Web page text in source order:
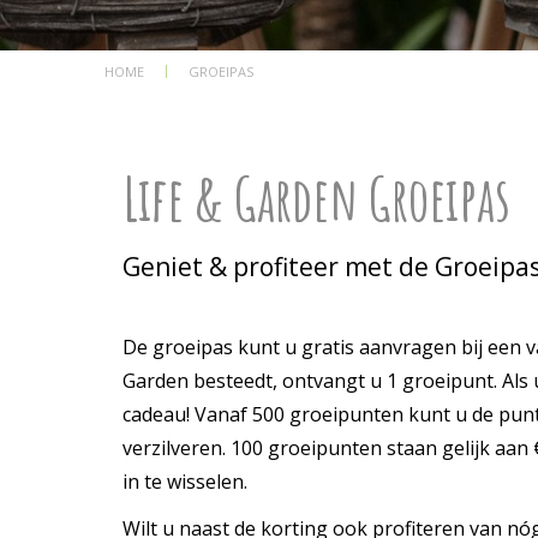
HOME GROEIPAS
Life & Garden Groeipas
Geniet & profiteer met de
De groeipas kunt u gratis aanvragen bij een
Garden besteedt, ontvangt u 1 groeipunt.
cadeau! Vanaf 500 groeipunten kunt u de
verzilveren. 100 groeipunten staan gelijk
in te wisselen.
Wilt u naast de korting ook profiteren van